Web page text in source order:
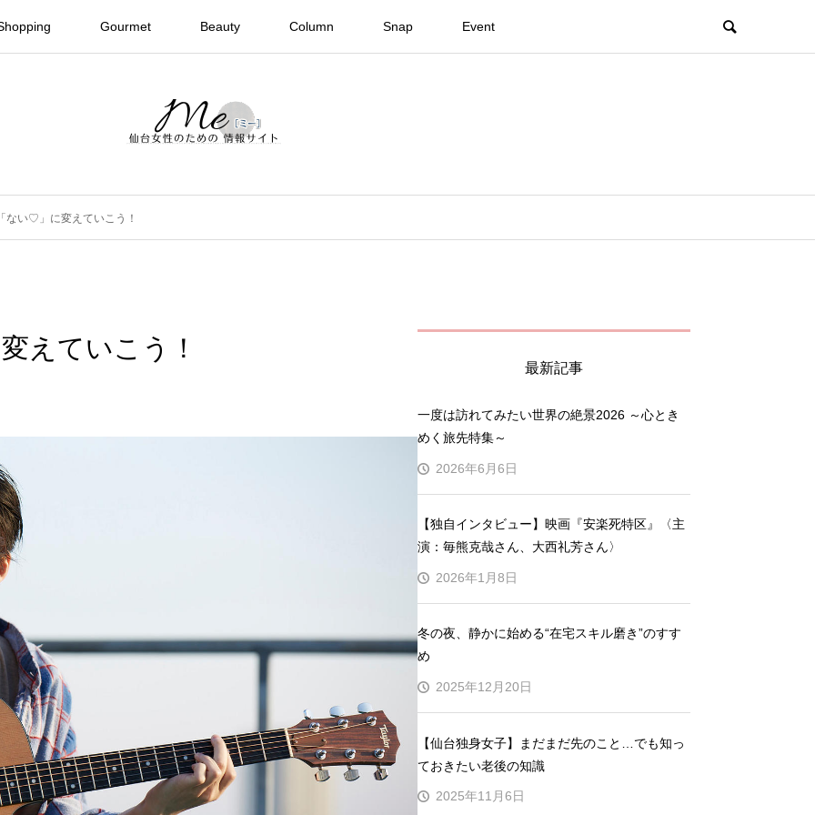
Gourmet Beauty Column Snap Event
ない♡」に変えていこう！
えていこう！
最新記事
一度は訪れてみたい世界の絶景2026 ～心とき
めく旅先特集～
2026年6月6日
【独自インタビュー】映画『安楽死特区』〈主
演：毎熊克哉さん、大西礼芳さん〉
2026年1月8日
冬の夜、静かに始める“在宅スキル磨き”のすす
め
2025年12月20日
【仙台独身女子】まだまだ先のこと…でも知っ
ておきたい老後の知識
2025年11月6日